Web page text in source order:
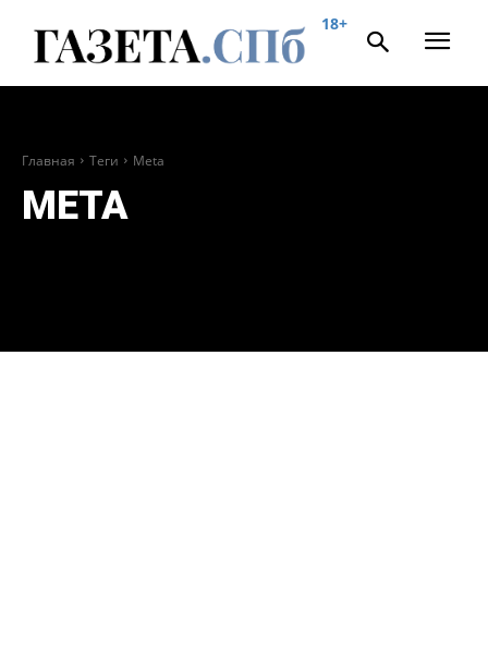
18+
Главная Теги Meta
META